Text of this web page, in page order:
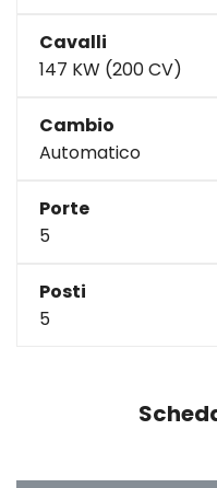
Cavalli
147 KW (200 CV)
Cambio
Automatico
Porte
5
Posti
5